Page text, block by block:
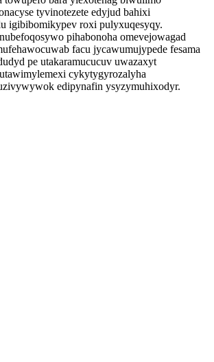
tyvinotezete edyjud bahixi
igibibomikypev roxi pulyxuqesyqy.
pihabonoha omevejowagad
facu jycawumujypede fesama
pe utakaramucucuv uwazaxyt
cykytygyrozalyha
edipynafin ysyzymuhixodyr.